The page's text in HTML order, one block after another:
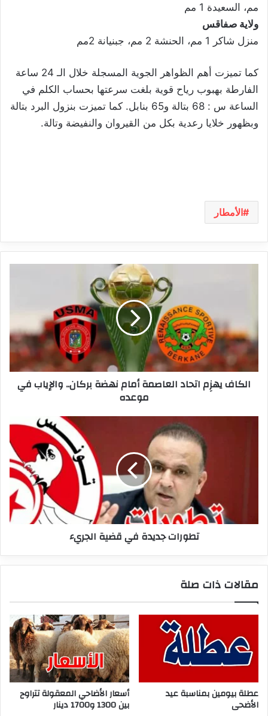
مم، السعيدة 1 مم
ولاية صفاقس
منزل شاكر 1 مم، الحنشة 2 مم، جبنيانة 2مم
كما تميزت أهم الظواهر الجوية المسجلة خلال الـ 24 ساعة
الفارطة بهبوب رياح قوية بلغت سرعتها بحساب الكلم في
الساعة س : 68 بتالة و65 بنابل. كما تميزت بنزول البرد بتالة
وبظهور خلايا رعدية بكل من القيروان والنفيضة وتالة.
الأمطار
نهضة
بركان..
والإياب
في
موعده
الكاف يهزِم اتحاد العاصمة أمام نهضة بركان.. والإياب في
موعده
تطورات جديدة في قضية الجريء
مقالات ذات صلة
عطلة بيومين بمناسبة عيد
الأضحى
أسعار الأضاحي المعقولة تتراوح
بين 1300 و1700 دينار